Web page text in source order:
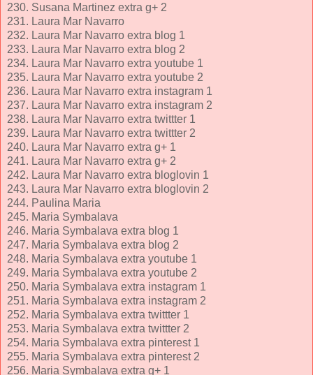
230. Susana Martinez extra g+ 2
231. Laura Mar Navarro
232. Laura Mar Navarro extra blog 1
233. Laura Mar Navarro extra blog 2
234. Laura Mar Navarro extra youtube 1
235. Laura Mar Navarro extra youtube 2
236. Laura Mar Navarro extra instagram 1
237. Laura Mar Navarro extra instagram 2
238. Laura Mar Navarro extra twittter 1
239. Laura Mar Navarro extra twittter 2
240. Laura Mar Navarro extra g+ 1
241. Laura Mar Navarro extra g+ 2
242. Laura Mar Navarro extra bloglovin 1
243. Laura Mar Navarro extra bloglovin 2
244. Paulina Maria
245. Maria Symbalava
246. Maria Symbalava extra blog 1
247. Maria Symbalava extra blog 2
248. Maria Symbalava extra youtube 1
249. Maria Symbalava extra youtube 2
250. Maria Symbalava extra instagram 1
251. Maria Symbalava extra instagram 2
252. Maria Symbalava extra twittter 1
253. Maria Symbalava extra twittter 2
254. Maria Symbalava extra pinterest 1
255. Maria Symbalava extra pinterest 2
256. Maria Symbalava extra g+ 1